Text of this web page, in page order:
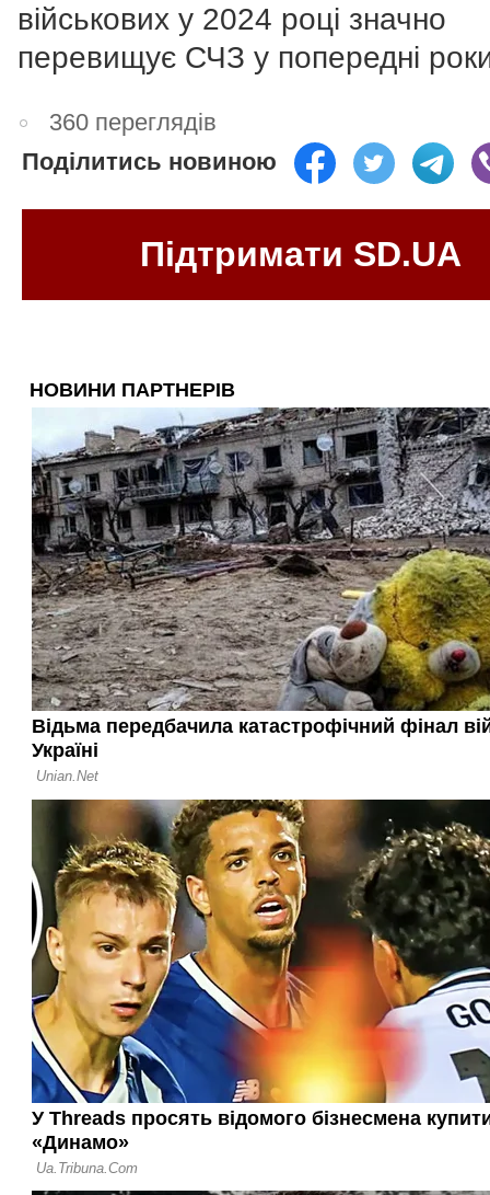
військових у 2024 році значно
перевищує СЧЗ у попередні
360 переглядів
Поділитись новиною
Підтримати SD.UA